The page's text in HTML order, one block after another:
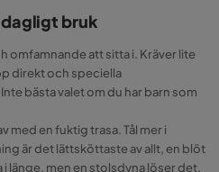
bruk
omfamnande att sitta i. Kräver lite
direkt och speciella
bästa valet om du har barn som
med en fuktig trasa. Tål mer i
är det lättsköttaste av allt, en blöt
länge, men en stolsdyna löser det.